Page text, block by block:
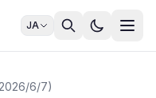
JA
6/7)